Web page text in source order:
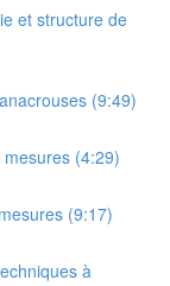
et structure de
(9:49)
(4:29)
(9:17)
à